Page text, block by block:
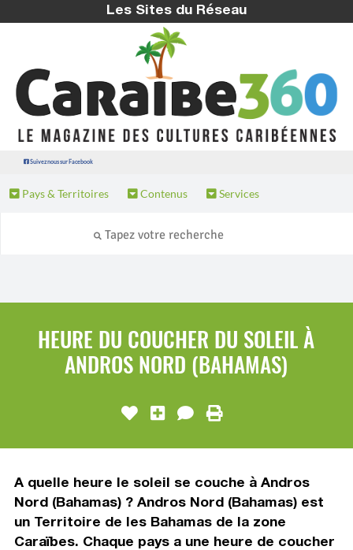
Les Sites du Réseau
Suivez nous sur Facebook
Pays & Territoires Contenus Services
HEURE DU COUCHER DU SOLEIL À
ANDROS NORD (BAHAMAS)
A quelle heure le soleil se couche à Andros
Nord (Bahamas) ? Andros Nord (Bahamas) est
un Territoire de les Bahamas de la zone
Caraïbes. Chaque pays a une heure de coucher